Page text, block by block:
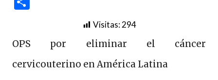
Visitas:294
OPS por eliminar el cáncer
cervicouterino en América Latina